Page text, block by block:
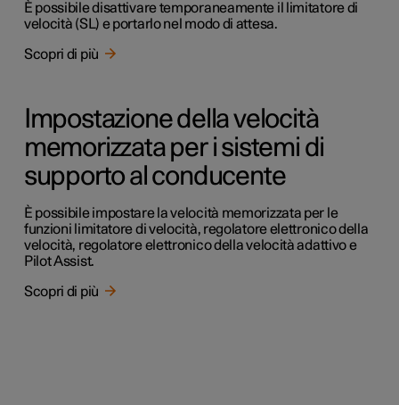
È possibile disattivare temporaneamente il limitatore di
velocità (SL) e portarlo nel modo di attesa.
Scopri di più
Impostazione della velocità
memorizzata per i sistemi di
supporto al conducente
È possibile impostare la velocità memorizzata per le
funzioni limitatore di velocità, regolatore elettronico della
velocità, regolatore elettronico della velocità adattivo e
Pilot Assist.
Scopri di più